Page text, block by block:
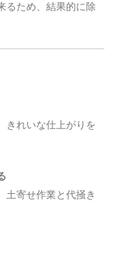
るため、結果的に除
きれいな仕上がりを
土寄せ作業と代掻き